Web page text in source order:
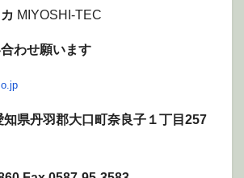
MIYOSHI-TEC
わせ願います
県丹羽郡大口町奈良子１丁目257